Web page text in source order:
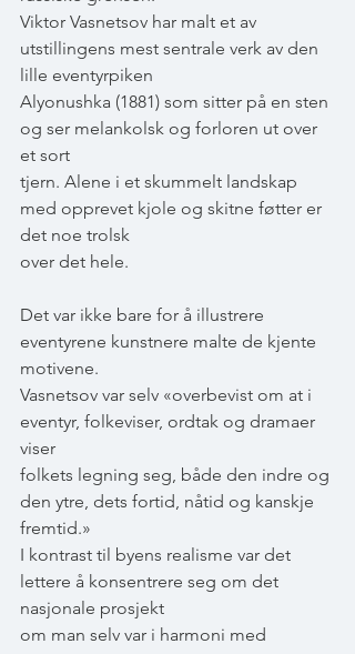
Viktor Vasnetsov har malt et av
utstillingens mest sentrale verk av den
lille eventyrpiken
Alyonushka (1881) som sitter på en sten
og ser melankolsk og forloren ut over
et sort
tjern. Alene i et skummelt landskap
med opprevet kjole og skitne føtter er
det noe trolsk
over det hele.
Det var ikke bare for å illustrere
eventyrene kunstnere malte de kjente
motivene.
Vasnetsov var selv «overbevist om at i
eventyr, folkeviser, ordtak og dramaer
viser
folkets legning seg, både den indre og
den ytre, dets fortid, nåtid og kanskje
fremtid.»
I kontrast til byens realisme var det
lettere å konsentrere seg om det
nasjonale prosjekt
om man selv var i harmoni med